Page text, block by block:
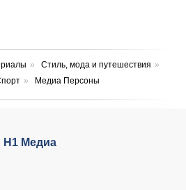
» Стиль, мода и путешествия »
» Медиа Персоны
Н1 Медиа